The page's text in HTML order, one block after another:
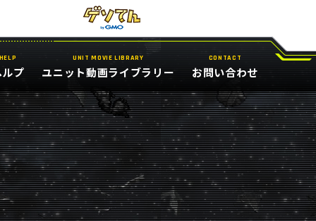
HELP
プ
UNIT MOVIE LIBRARY
ユニット動画ライブラリー
CONTACT
お問い合わせ